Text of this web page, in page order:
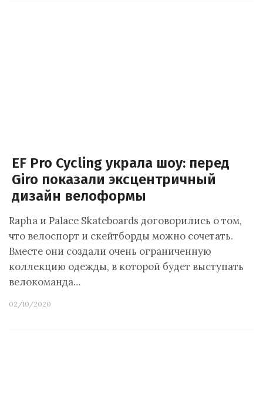
EF Pro Cycling украла шоу: перед
Giro показали эксцентричный
дизайн велоформы
Rapha и Palace Skateboards договорились о том,
что велоспорт и скейтборды можно сочетать.
Вместе они создали очень ограниченную
коллекцию одежды, в которой будет выступать
велокоманда…
02/10/2020